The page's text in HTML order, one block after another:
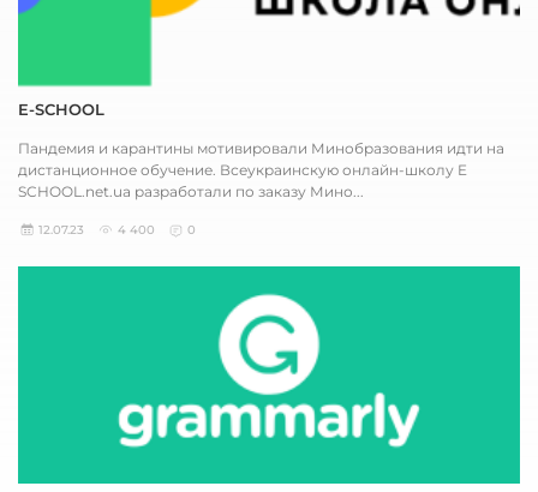
E-SCHOOL
Пандемия и карантины мотивировали Минобразования идти на
дистанционное обучение. Всеукраинскую онлайн-школу E
SCHOOL.net.ua разработали по заказу Мино...
12.07.23 4 400 0